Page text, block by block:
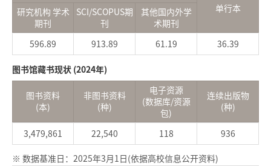
单行本
研究机构 学术
期刊
SCI/SCOPUS期
刊
其他国内外学
术期刊
596.89
913.89 61.19 36.39
图书馆藏书现状 (2024年)
图书资料
(本)
非图书资料
(种)
电子资源
(数据库/资源
包)
连续出版物
(种)
3,479,861 22,540 118 936
※ 数据基准日：2025年3月1日(依据高校信息公开资料)